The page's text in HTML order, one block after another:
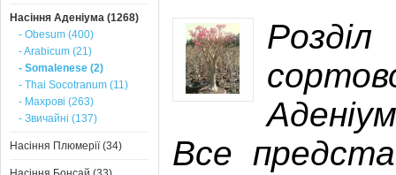
Насіння Аденіума (1268)
- Obesum (400)
- Arabicum (21)
- Somalenese (2)
- Thai Socotranum (11)
- Махрові (263)
- Звичайні (137)
Насіння Плюмерії (34)
Все